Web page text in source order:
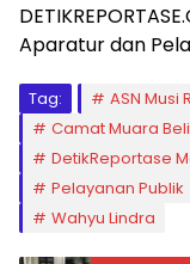
Aparatur dan
Tag: ASN Musi
Camat Muara
DetikReportase
Pelayanan Publik
Wahyu Lindra